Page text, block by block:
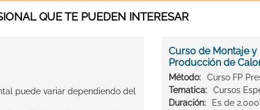
QUE TE PUEDEN INTERESAR
puede variar dependiendo del
Curso de Montaje y
Producción de
Método:
Curso FP
Tematica:
Cursos
Duración:
Es de